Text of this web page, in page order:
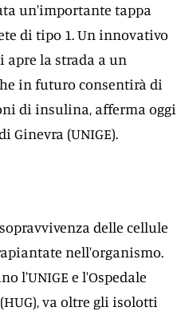
un'importante tappa
di tipo 1. Un innovativo
la strada a un
in futuro consentirà di
di insulina, afferma oggi
Ginevra (UNIGE).
delle cellule
nell'organismo.
l'UNIGE e l'Ospedale
va oltre gli isolotti